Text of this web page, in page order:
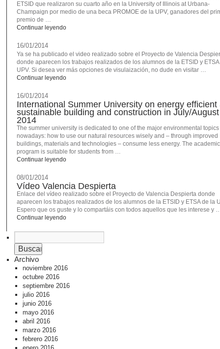
ETSID que realizaron su cuarto año en la University of Illinois at Urbana-
Champaign por medio de una beca PROMOE de la UPV, ganadores del
premio de …
Continuar leyendo
16/01/2014
Ya se ha publicado el video realizado sobre el Proyecto de Valencia
donde aparecen los trabajos realizados de los alumnos de la ETSID y
UPV. Si desea ver más opciones de visulaización, no dude en visitar …
Continuar leyendo
16/01/2014
International Summer University on energy efficient
sustainable building and construction in July/August
2014
The summer university is dedicated to one of the major environmental topics
nowadays: how to use our natural resources wisely and – through improved
buildings, materials and technologies – consume less energy. The academic
program is suitable for students from …
Continuar leyendo
08/01/2014
Vídeo Valencia Despierta
Enlace del vídeo realizado sobre el Proyecto de Valencia Despierta donde
aparecen los trabajos realizados de los alumnos de la ETSID y ETSA de la
Espero que os guste y lo compartáis con todos aquellos que les interese y
Continuar leyendo
Archivo
noviembre 2016
octubre 2016
septiembre 2016
julio 2016
junio 2016
mayo 2016
abril 2016
marzo 2016
febrero 2016